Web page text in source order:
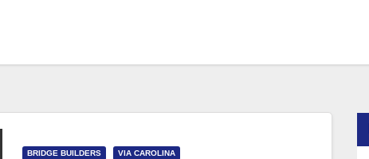
BRIDGE BUILDERS VIA CAROLINA